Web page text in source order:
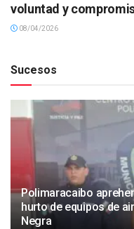
voluntad y
08/04/2026
Sucesos
Polimaracaibo
hurto de equipos de
Negra